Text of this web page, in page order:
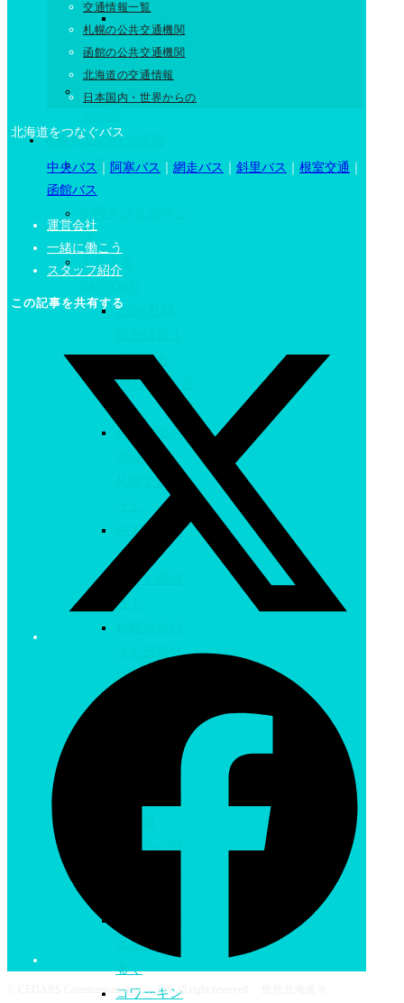
ポポイ”
2025 北海道の観
札幌周辺の観光情報
札幌デジタルマッ
プ
まるまる
2026 札幌
まるまる
SAPPORO(古
い）
おすすめス
ポット
札幌で遊ぼ
おすすめス
ポット
小樽で遊ぼ
う！
スで日帰り
プチ旅行!
エリアを歩
るく
コワーキン
交通情報一覧
札幌の公共交通機関
函館の公共交通機関
北海道の交通情報
日本国内・世界からの
北海道をつなぐバス
中央バス 阿寒バス 網走バス 斜里バス 根室交通
函館バス
運営会社
一緒に働こう
スタッフ紹介
この記事を共有する
© CEDARS Communications Co.,Ltd. all right reserved. 悠悠北海道 ®